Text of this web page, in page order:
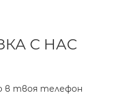
С НАС
в твоя телефон